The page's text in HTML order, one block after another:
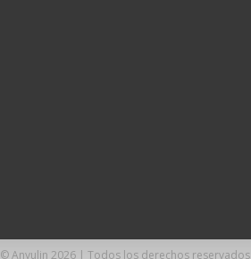
© Anyulin 2026 | Todos los derechos reservados